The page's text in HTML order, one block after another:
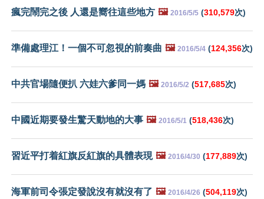
瘋完鬧完之後 人還是嚮往這些地方 🖼️ 2016/5/5 (310,579次)
準備處理江！一個不可忽視的前奏曲 🖼️ 2016/5/4 (124,356次)
中共官場隨便扒 六娃六爹同一媽 🖼️ 2016/5/2 (517,685次)
中國近期要發生驚天動地的大事 🖼️ 2016/5/1 (518,436次)
習近平打着紅旗反紅旗的具體表現 🖼️ 2016/4/30 (177,889次)
海軍前司令張定發說沒有就沒有了 🖼️ 2016/4/26 (504,119次)